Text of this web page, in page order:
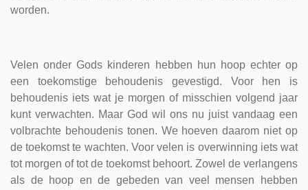
worden.
Velen onder Gods kinderen hebben hun hoop echter op
een toekomstige behoudenis gevestigd. Voor hen is
behoudenis iets wat je morgen of misschien volgend jaar
kunt verwachten. Maar God wil ons nu juist vandaag een
volbrachte behoudenis tonen. We hoeven daarom niet op
de toekomst te wachten. Voor velen is overwinning iets wat
tot morgen of tot de toekomst behoort. Zowel de verlangens
als de hoop en de gebeden van veel mensen hebben